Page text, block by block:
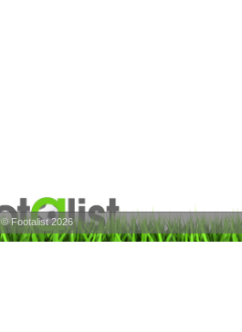
MOC 27
© Footalist 2026